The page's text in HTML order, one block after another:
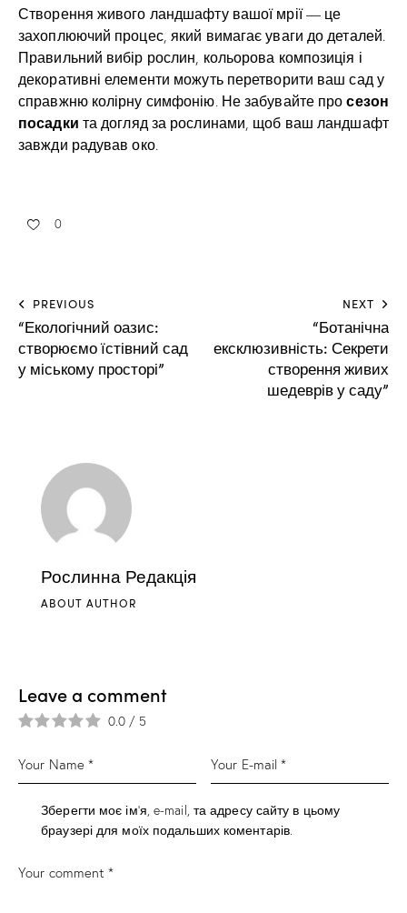
Створення живого ландшафту вашої мрії — це
захоплюючий процес, який вимагає уваги до деталей.
Правильний вибір рослин, кольорова композиція і
декоративні елементи можуть перетворити ваш сад у
справжню колірну симфонію. Не забувайте просезон
посадки та догляд за рослинами, щоб ваш ландшафт
завжди радував око.
0
PREVIOUS
“Екологічний оазис:
створюємо їстівний сад
у міському просторі”
NEXT
“Ботанічна
ексклюзивність: Секрети
створення живих
шедеврів у саду”
Рослинна Редакція
ABOUT AUTHOR
Leave a comment
0.0 / 5
Зберегти моє ім'я, e-mail, та адресу сайту в цьому
браузері для моїх подальших коментарів.